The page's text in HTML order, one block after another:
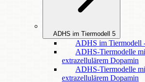
ADHS im Tiermodell 5
ADHS im Tiermodell
ADHS-Tiermodelle
extrazellulärem Dopamin
ADHS-Tiermodelle
extrazellulärem Dopamin